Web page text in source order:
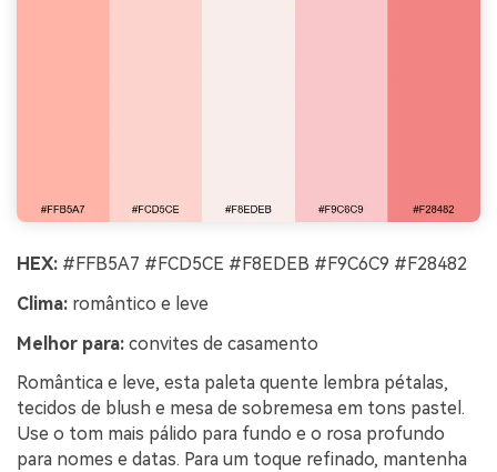
HEX: #FFB5A7 #FCD5CE #F8EDEB #F9C6C9 #F28482
Clima: romântico e leve
Melhor para: convites de casamento
Romântica e leve, esta paleta quente lembra pétalas,
tecidos de blush e mesa de sobremesa em tons pastel.
Use o tom mais pálido para fundo e o rosa profundo
para nomes e datas. Para um toque refinado, mantenha